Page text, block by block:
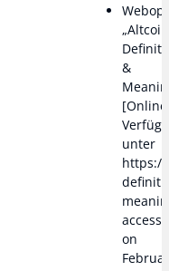
„Altcoin
&
unter
https://
on